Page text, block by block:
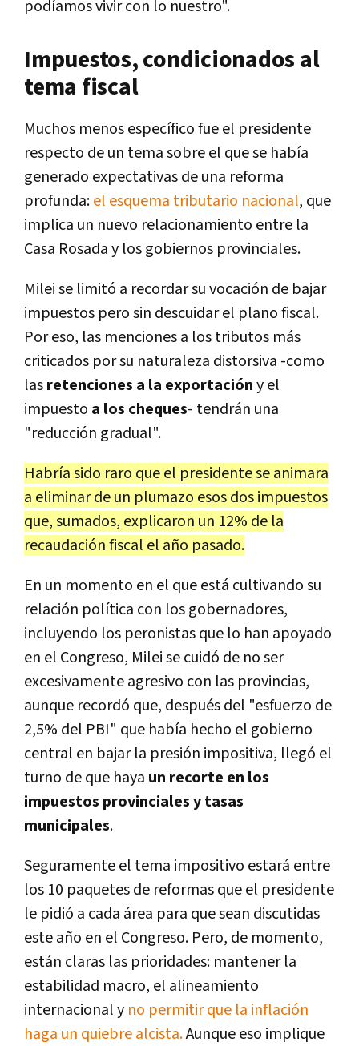
podíamos vivir con lo nuestro".
Impuestos, condicionados al
tema fiscal
Muchos menos específico fue el presidente
respecto de un tema sobre el que se había
generado expectativas de una reforma
profunda:el esquema tributario nacional, que
implica un nuevo relacionamiento entre la
Casa Rosada y los gobiernos provinciales.
Milei se limitó a recordar su vocación de bajar
impuestos pero sin descuidar el plano fiscal.
Por eso, las menciones a los tributos más
criticados por su naturaleza distorsiva -como
lasretenciones a la exportacióny el
impuesto a los cheques- tendrán una
"reducción gradual".
Habría sido raro que el presidente se animara
a eliminar de un plumazo esos dos impuestos
que, sumados, explicaron un 12% de la
recaudación fiscal el año pasado.
En un momento en el que está cultivando su
relación política con los gobernadores,
incluyendo los peronistas que lo han apoyado
en el Congreso, Milei se cuidó de no ser
excesivamente agresivo con las provincias,
aunque recordó que, después del "esfuerzo de
2,5% del PBI" que había hecho el gobierno
central en bajar la presión impositiva, llegó el
turno de que haya un recorte en los
impuestos provinciales y tasas
municipales.
Seguramente el tema impositivo estará entre
los 10 paquetes de reformas que el presidente
le pidió a cada área para que sean discutidas
este año en el Congreso. Pero, de momento,
están claras las prioridades: mantener la
estabilidad macro, el alineamiento
internacional y no permitir que la inflación
haga un quiebre alcista.Aunque eso implique